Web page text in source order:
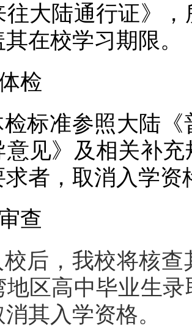
往大陆通行证》
在校学习期限。
检
标准参照大陆
意见》及相关补
求者，取消入学资
查
后，我校将核
地区高中毕业生
其入学资格。